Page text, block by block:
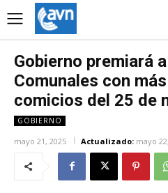
Gobierno premiará
Comunales con
comicios del 25 de
GOBIERNO
mayo 21, 2025 Actualizado: mayo